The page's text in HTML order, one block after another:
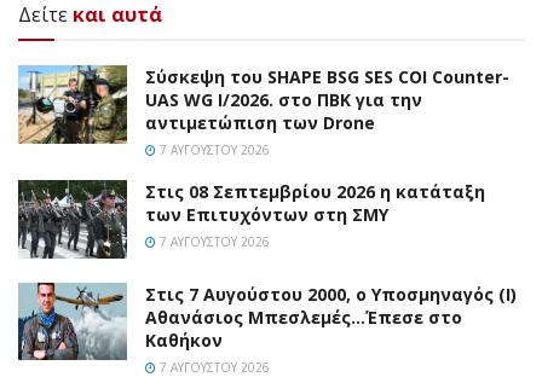
Δείτε και αυτά
Σύσκεψη του SHAPE BSG SES COI Counter-
UAS WG I/2026. στο ΠΒΚ για την
αντιμετώπιση των Drone
7 ΑΥΓΟΎΣΤΟΥ 2026
Στις 08 Σεπτεμβρίου 2026 η κατάταξη
των Επιτυχόντων στη ΣΜΥ
7 ΑΥΓΟΎΣΤΟΥ 2026
Στις 7 Αυγούστου 2000, ο Υποσμηναγός (Ι)
Αθανάσιος Μπεσλεμές…Έπεσε στο
Καθήκον
7 ΑΥΓΟΎΣΤΟΥ 2026